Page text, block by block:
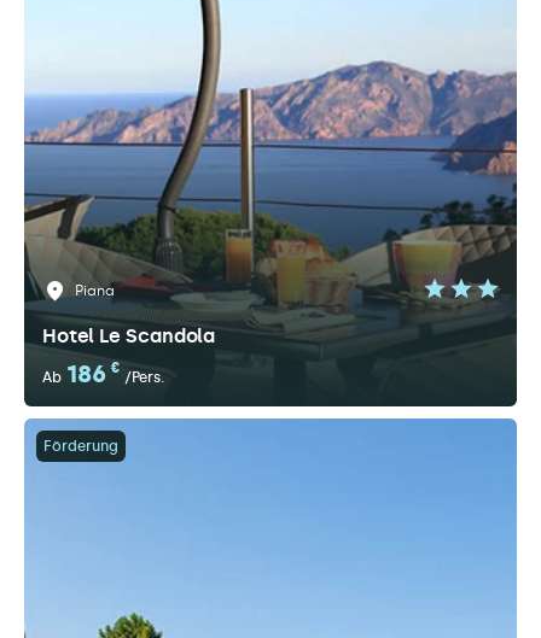
Piana
Hotel Le Scandola
Ab 186 €
/Pers.
Förderung